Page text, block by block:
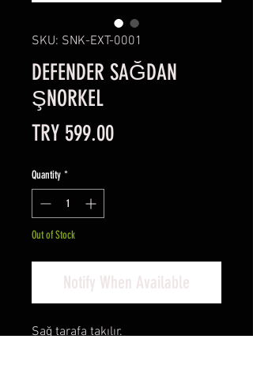
SKU: SNK-EXT-0001
DEFENDER SAĞDAN
ŞNORKEL
TRY 599.00Price
Quantity *
Out of Stock
Notify When Available
Sağ tarafa takılır.